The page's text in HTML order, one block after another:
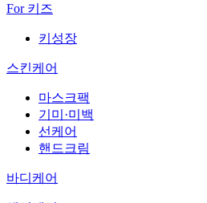
For 키즈
키성장
스킨케어
마스크팩
기미·미백
선케어
핸드크림
바디케어